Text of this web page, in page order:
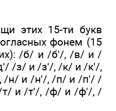
этих 15-ти букв
фонем (15
/б/ и /б'/, /в/ и /
/з/ и /з'/, /к/ и /к'/,
н/ и /н'/, /п/ и /п'/ /
и /т'/, /ф/ и /ф'/, /